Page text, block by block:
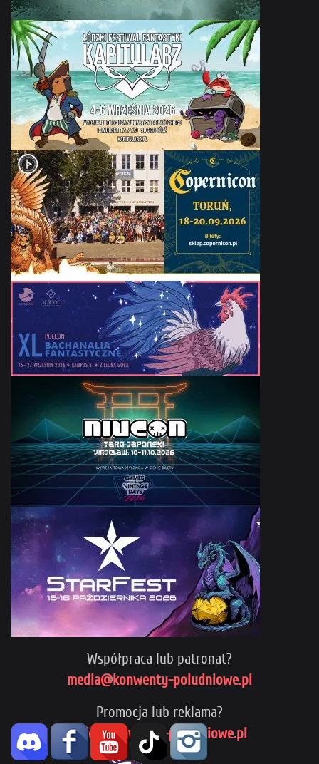
Współpraca lub patronat?
media@konwenty-poludniowe.pl
Promocja lub reklama?
info@konwenty-poludniowe.pl